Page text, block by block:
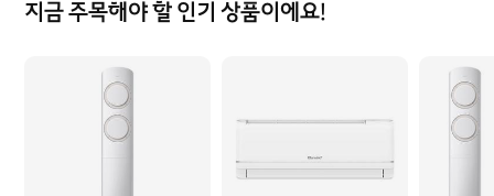
지금 주목해야 할 인기 상품이에요!